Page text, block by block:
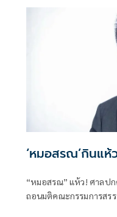
พร้อมให้ใช้กับไทยเที่ยว
รอประเมินความเหมาะส
‘หมอสรณ’กินแห้
“หมอสรณ” แห้ว! ศาลป
ถอนมติคณะกรรมการสร